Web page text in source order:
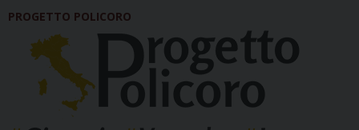
PROGETTO POLICORO